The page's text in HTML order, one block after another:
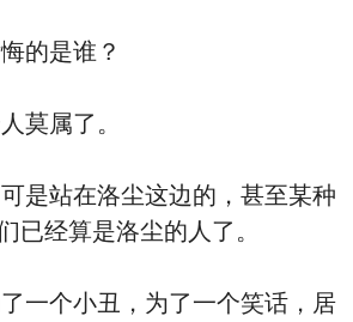
的是谁？
莫属了。
是站在洛尘这边的，甚至某种
已经算是洛尘的人了。
一个小丑，为了一个笑话，居